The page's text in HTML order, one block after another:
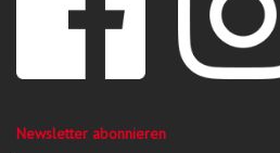
Newsletter abonnieren